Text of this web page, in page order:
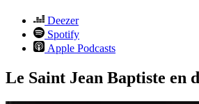
Deezer
Spotify
Apple Podcasts
Le Saint Jean Baptiste en